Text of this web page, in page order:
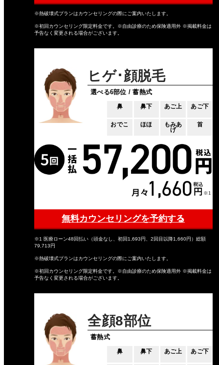
※熱破壊式プランはカウンセリングの際にご案内いたします。
※初回カウンセリング限定料金です。※自由診療のため保険適用外 ※掲載料金は
予告なく変更される場合がございます。
ヒゲ･顔脱毛
選べる6部位 / 蓄熱式
鼻 鼻下 あご上 あご下
おでこ ほほ もみあ
げ
首
無料カウンセリングを予約する
※1 医療ローン48回払い（頭金なし、初回1,693円、2回目以降1,660円）総額
79,713円
※熱破壊式プランはカウンセリングの際にご案内いたします。
※初回カウンセリング限定料金です。※自由診療のため保険適用外 ※掲載料金は
予告なく変更される場合がございます。
全顔8部位
蓄熱式
鼻 鼻下 あご上 あご下